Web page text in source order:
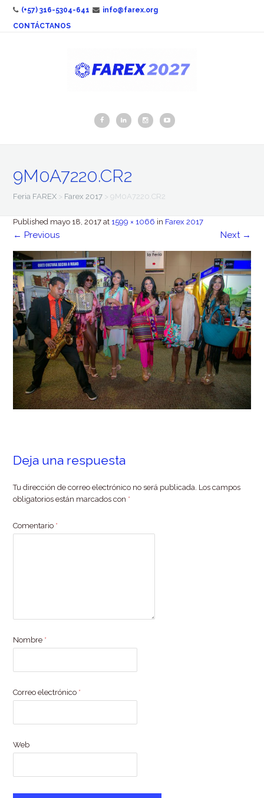
(+57) 316-5304-641
info@farex.org
CONTÁCTANOS
9M0A7220.CR2
Feria FAREX > Farex 2017 >9M0A7220.CR2
Published mayo 18, 2017 at 1599 × 1066 in Farex 2017
← Previous Next →
Deja una respuesta
Tu dirección de correo electrónico no será publicada. Los campos
obligatorios están marcados con *
Comentario *
Nombre *
Correo electrónico *
Web